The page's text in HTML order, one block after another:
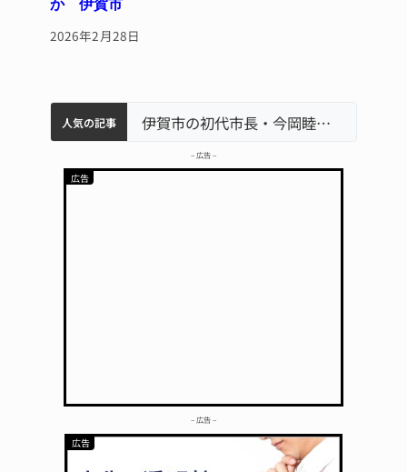
か 伊賀市
2026年2月28日
人気の記事
名張市水道料金47％値上げへ 答申案、審議会で大筋まとまる名張市立病院のDMAT、熊本地震の被災地へ 能登以来3回目の派遣
特産「白鳳梨」の出荷最盛期 直売所にぎわう 伊賀 伊賀市の初代市長・今岡睦之さん死去 87歳
– 広告 –
– 広告 –